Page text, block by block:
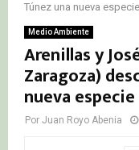
Túnez una nueva
Medio Ambiente
Arenillas y
Zaragoza)
nueva
Por Juan Royo Abenia